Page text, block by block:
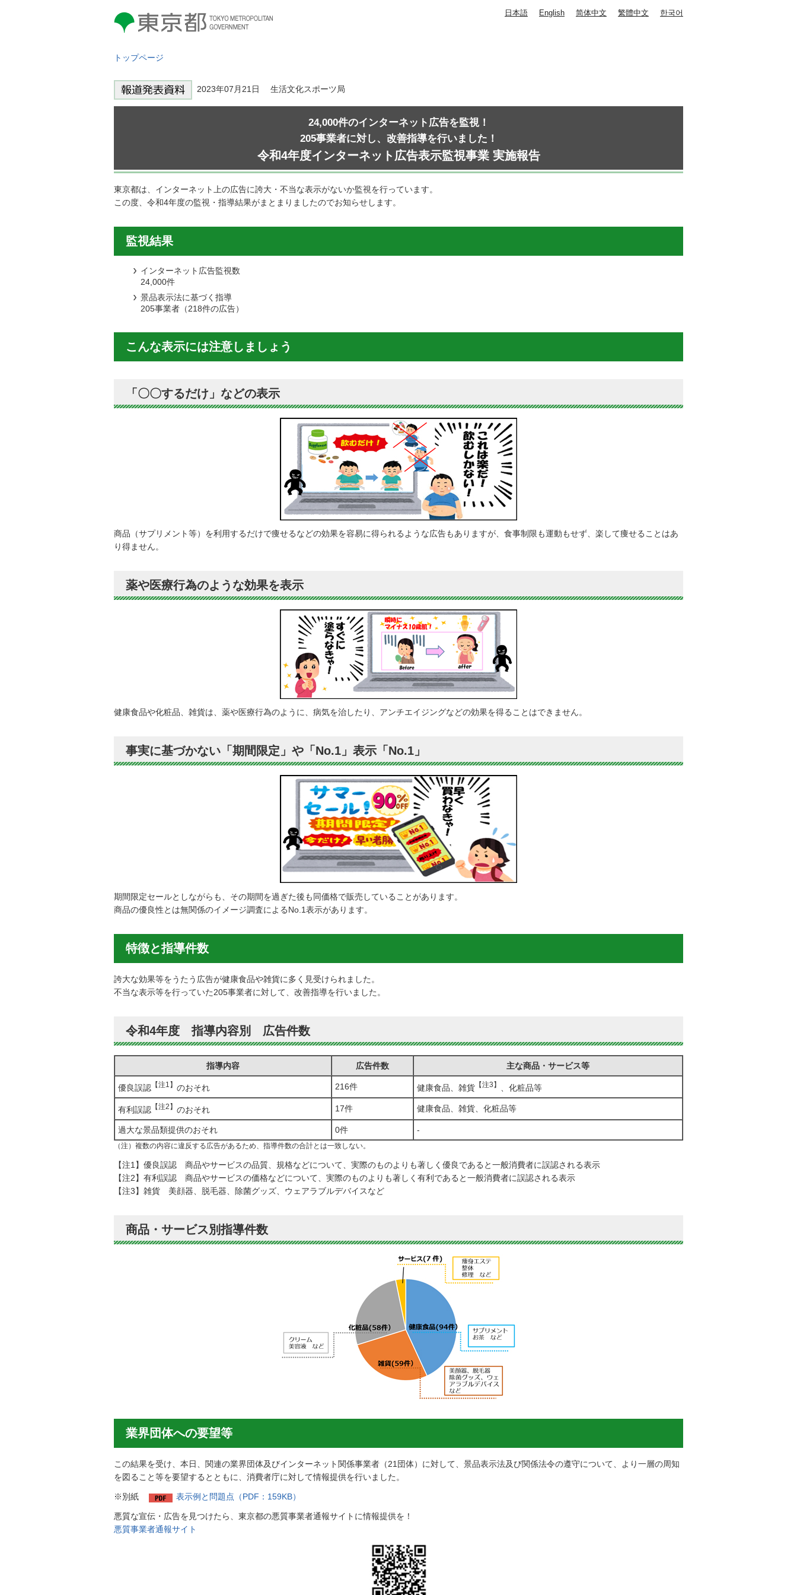
東京都 TOKYO METROPOLITAN
GOVERNMENT
日本語 English 简体中文 繁體中文 한국어
トップページ
2023年07月21日 生活文化スポーツ局
24,000件のインターネット広告を監視！
205事業者に対し、改善指導を行いました！
令和4年度インターネット広告表示監視事業 実施報告
東京都は、インターネット上の広告に誇大・不当な表示がないか監視を行っています。
この度、令和4年度の監視・指導結果がまとまりましたのでお知らせします。
監視結果
インターネット広告監視数
24,000件
景品表示法に基づく指導
205事業者（218件の広告）
こんな表示には注意しましょう
「〇〇するだけ」などの表示
商品（サプリメント等）を利用するだけで痩せるなどの効果を容易に得られるような広告もありますが、食事制限も運動もせず、楽して痩せることはあ
り得ません。
薬や医療行為のような効果を表示
健康食品や化粧品、雑貨は、薬や医療行為のように、病気を治したり、アンチエイジングなどの効果を得ることはできません。
事実に基づかない「期間限定」や「No.1」表示「No.1」
期間限定セールとしながらも、その期間を過ぎた後も同価格で販売していることがあります。
商品の優良性とは無関係のイメージ調査によるNo.1表示があります。
特徴と指導件数
誇大な効果等をうたう広告が健康食品や雑貨に多く見受けられました。
不当な表示等を行っていた205事業者に対して、改善指導を行いました。
令和4年度 指導内容別 広告件数
指導内容 広告件数 主な商品・サービス等
優良誤認 【注1】 のおそれ 216件 健康食品、雑貨 【注3】 、化粧品等
有利誤認 【注2】 のおそれ 17件 健康食品、雑貨、化粧品等
過大な景品類提供のおそれ 0件 -
（注）複数の内容に違反する広告があるため、指導件数の合計とは一致しない。
【注1】優良誤認 商品やサービスの品質、規格などについて、実際のものよりも著しく優良であると一般消費者に誤認される表示
【注2】有利誤認 商品やサービスの価格などについて、実際のものよりも著しく有利であると一般消費者に誤認される表示
【注3】雑貨 美顔器、脱毛器、除菌グッズ、ウェアラブルデバイスなど
商品・サービス別指導件数
業界団体への要望等
この結果を受け、本日、関連の業界団体及びインターネット関係事業者（21団体）に対して、景品表示法及び関係法令の遵守について、より一層の周知
を図ること等を要望するとともに、消費者庁に対して情報提供を行いました。
※別紙 表示例と問題点（PDF：159KB）
悪質な宣伝・広告を見つけたら、東京都の悪質事業者通報サイトに情報提供を！
悪質事業者通報サイト